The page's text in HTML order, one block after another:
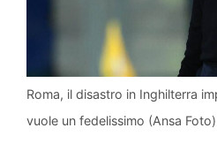
Roma, il disastro in Inghilterra
vuole un fedelissimo (Ansa